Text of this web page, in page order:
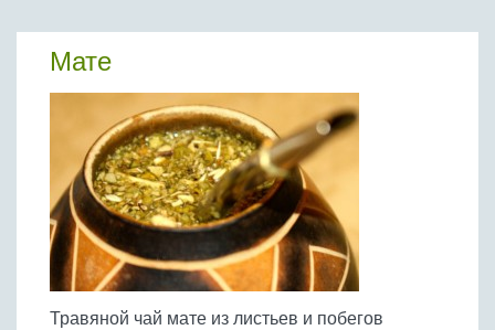
Мате
Травяной чай мате из листьев и побегов